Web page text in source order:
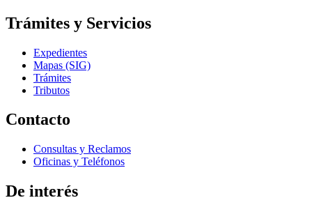
Trámites y Servicios
Expedientes
Mapas (SIG)
Trámites
Tributos
Contacto
Consultas y Reclamos
Oficinas y Teléfonos
De interés